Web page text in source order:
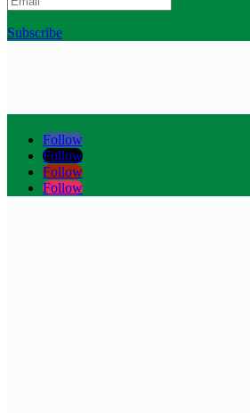
Subscribe
Follow
Follow
Follow
Follow